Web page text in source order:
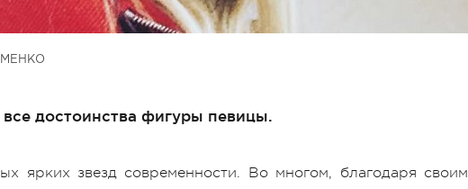
достоинства фигуры певицы.
ярких звезд современности. Во многом, благодаря своим